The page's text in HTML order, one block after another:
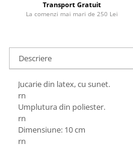
Transport Gratuit
La comenzi mai mari de 250 Lei
Descriere
Jucarie din latex, cu sunet.
rn
Umplutura din poliester.
rn
Dimensiune: 10 cm
rn